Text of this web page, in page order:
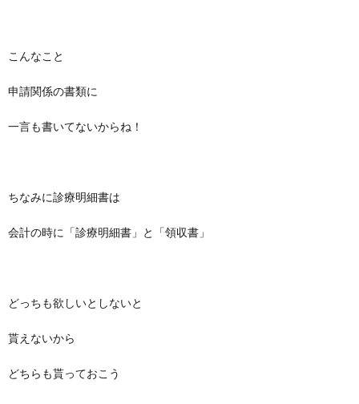
こんなこと
申請関係の書類に
一言も書いてないからね！
ちなみに診療明細書は
会計の時に「診療明細書」と「領収書」
どっちも欲しいとしないと
貰えないから
どちらも貰っておこう